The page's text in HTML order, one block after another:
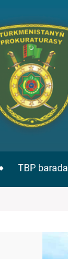
TBP barada